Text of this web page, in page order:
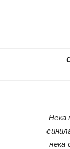
Нека
нека